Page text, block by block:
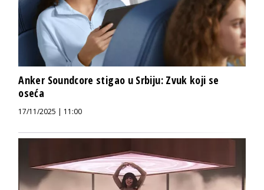
Anker Soundcore stigao u Srbiju: Zvuk koji se
oseća
17/11/2025 | 11:00